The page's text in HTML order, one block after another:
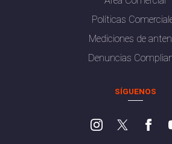
Políticas
Mediciones de
Denuncias
SÍGUENOS